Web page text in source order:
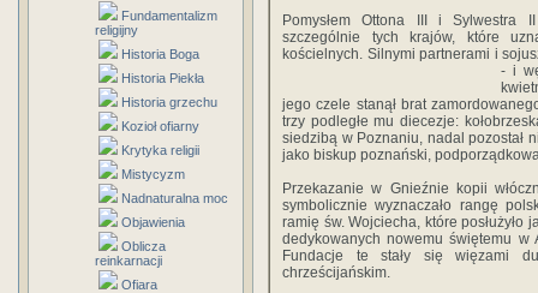
Fundamentalizm
religijny
Historia Boga
Historia Piekła
Historia grzechu
Kozioł ofiarny
Krytyka religii
Mistycyzm
Nadnaturalna moc
Objawienia
Oblicza
reinkarnacji
Ofiara
Pomysłem Ottona III i Sylwestra
szczególnie tych krajów, które
kościelnych. Silnymi partnerami i
- i
jego czele stanął brat
trzy podległe mu diecezje:
siedzibą w Poznaniu, nadal pozostał
jako biskup poznański,
Przekazanie w Gnieźnie kopii
symbolicznie wyznaczało rangę
ramię św. Wojciecha, które posłużyło
dedykowanych nowemu świętemu
Fundacje te stały się więzami
chrześcijańskim.